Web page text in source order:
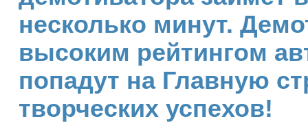
несколько минут.
высоким рейтингом
попадут на Главную
творческих успехов!